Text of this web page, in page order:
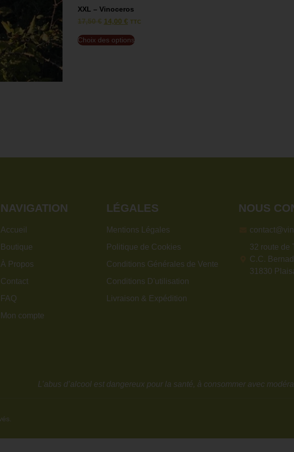
XXL – Vinoceros
17,50€ 14,00 € TTC
Choix des options
NAVIGATION
Accueil
Boutique
À Propos
Contact
FAQ
Mon compte
LÉGALES
Mentions Légales
Politique de Cookies
Conditions Générales de Vente
Conditions D'utilisation
Livraison & Expédition
NOUS
32 route de
C.C.
31830
L’abus d’alcool est dangereux pour la santé, à consommer avec